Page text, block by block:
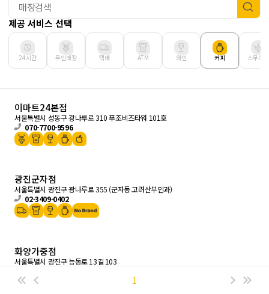
제공서비스
닫기
제공 서비스 선택
24시간 무인매장 택배 ATM 와인 커피 스무디킹
이마트24본점
서울특별시 성동구 광나루로 310 푸조비즈타워 101호
070-7700-9596
광진군자점
서울특별시 광진구 광나루로 355 (군자동 고려산부인과)
02-3409-0402
화양가중점
서울특별시 광진구 능동로 13길 103
1